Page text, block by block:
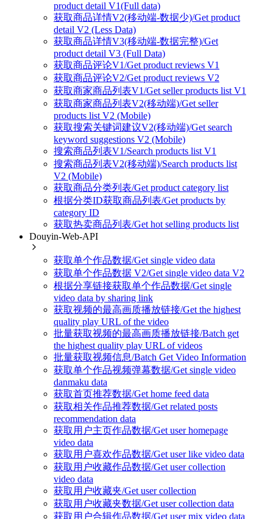
product detail V1(Full data)
获取商品详情V2(移动端-数据少)/Get product
detail V2 (Less Data)
获取商品详情V3(移动端-数据完整)/Get
product detail V3 (Full Data)
获取商品评论V1/Get product reviews V1
获取商品评论V2/Get product reviews V2
获取商家商品列表V1/Get seller products list V1
获取商家商品列表V2(移动端)/Get seller
products list V2 (Mobile)
获取搜索关键词建议V2(移动端)/Get search
keyword suggestions V2 (Mobile)
搜索商品列表V1/Search products list V1
搜索商品列表V2(移动端)/Search products list
V2 (Mobile)
获取商品分类列表/Get product category list
根据分类ID获取商品列表/Get products by
category ID
获取热卖商品列表/Get hot selling products list
Douyin-Web-API
获取单个作品数据/Get single video data
获取单个作品数据 V2/Get single video data V2
根据分享链接获取单个作品数据/Get single
video data by sharing link
获取视频的最高画质播放链接/Get the highest
quality play URL of the video
批量获取视频的最高画质播放链接/Batch get
the highest quality play URL of videos
批量获取视频信息/Batch Get Video Information
获取单个作品视频弹幕数据/Get single video
danmaku data
获取首页推荐数据/Get home feed data
获取相关作品推荐数据/Get related posts
recommendation data
获取用户主页作品数据/Get user homepage
video data
获取用户喜欢作品数据/Get user like video data
获取用户收藏作品数据/Get user collection
video data
获取用户收藏夹/Get user collection
获取用户收藏夹数据/Get user collection data
获取用户合辑作品数据/Get user mix video data